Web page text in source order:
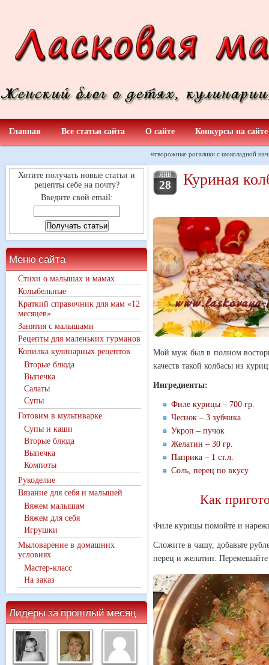
Главная Все статьи сайта О сайте Конкурсы на сайте
Хотите получать новые статьи и
рецепты себе на почту?
Введите свой email:
Меню сайта
Стихи о малышах и мамах
Колыбельные
Краткий справочник для мам «12
месяцев»
Занятия с малышами
Рецепты для маленьких гурманов
Копилка кулинарных рецептов
Вторые блюда
Выпечка
Салаты
Супы
Готовим в мультиварке
Супы и каши
Вторые блюда
Выпечка
Компоты
Рукоделие
Вязание для себя и малышей
Вяжем малышам
Вяжем для себя
Игрушки
Мыловарение в домашних
условиях
Мастер-класс
На заказ
Лидеры за прошлый месяц
«творожные рогалики с шоколадной
ЯНВ
28 Куриная
Мой муж был в полном
качеств такой колбасы из
Ингредиенты:
Филе курицы – 700 гр.
Чеснок – 3 зубчика
Укроп – пучок
Желатин – 30 гр.
Паприка – 1 ст.л.
Соль, перец по вкусу
Как
Филе курицы помойте и
Сложите в чашу, добавьте
перец и желатин. Перемешайте